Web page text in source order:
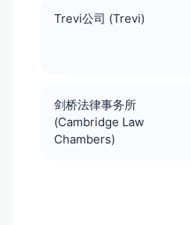
Trevi公司 (Trevi)
剑桥法律事务所
(Cambridge Law
Chambers)